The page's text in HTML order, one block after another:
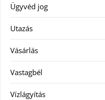
Ügyvéd jog
Utazás
Vásárlás
Vastagbél
Vízlágyítás